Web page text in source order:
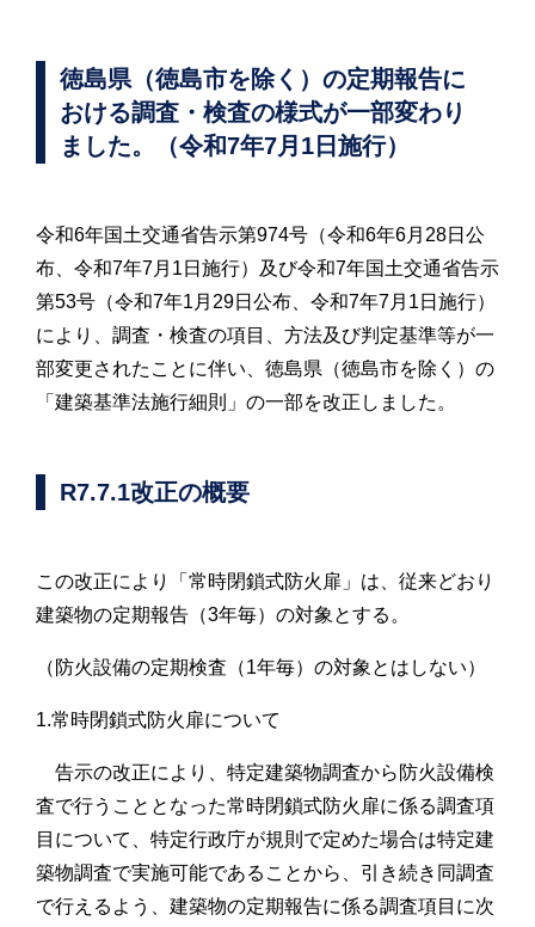
徳島県（徳島市を除く）の定期報告に
おける調査・検査の様式が一部変わり
ました。（令和7年7月1日施行）
令和6年国土交通省告示第974号（令和6年6月28日公
布、令和7年7月1日施行）及び令和7年国土交通省告示
第53号（令和7年1月29日公布、令和7年7月1日施行）
により、調査・検査の項目、方法及び判定基準等が一
部変更されたことに伴い、徳島県（徳島市を除く）の
「建築基準法施行細則」の一部を改正しました。
R7.7.1改正の概要
この改正により「常時閉鎖式防火扉」は、従来どおり
建築物の定期報告（3年毎）の対象とする。
（防火設備の定期検査（1年毎）の対象とはしない）
1.常時閉鎖式防火扉について
告示の改正により、特定建築物調査から防火設備検
査で行うこととなった常時閉鎖式防火扉に係る調査項
目について、特定行政庁が規則で定めた場合は特定建
築物調査で実施可能であることから、引き続き同調査
で行えるよう、建築物の定期報告に係る調査項目に次